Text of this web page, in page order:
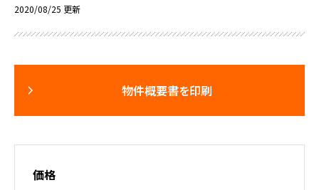
2020/08/25 更新
物件概要書を印刷
価格